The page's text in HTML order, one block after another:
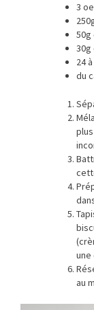
3
50g
30g
24
du
une
au